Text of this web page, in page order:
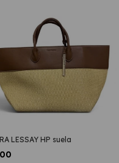
LESSAY HP suela